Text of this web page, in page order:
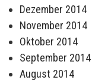
Dezember 2014
November 2014
Oktober 2014
September 2014
August 2014